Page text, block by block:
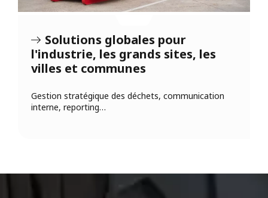
Solutions globales pour
l'industrie, les grands sites, les
villes et communes
Gestion stratégique des déchets, communication
interne, reporting…